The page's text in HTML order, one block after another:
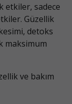
etkiler, sadece
Güzellik
detoks
maksimum
ve bakım